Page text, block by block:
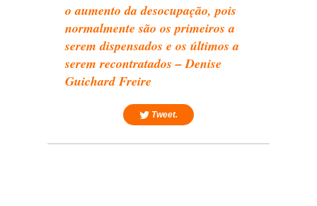
o aumento da desocupação, pois
normalmente são os primeiros a
serem dispensados e os últimos a
serem recontratados – Denise
Guichard Freire
Tweet.